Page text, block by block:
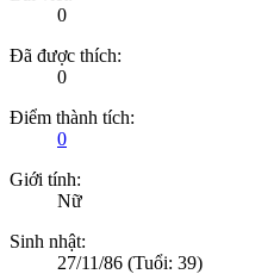
0
Đã được thích:
0
Điểm thành tích:
0
Giới tính:
Nữ
Sinh nhật:
27/11/86 (Tuổi: 39)